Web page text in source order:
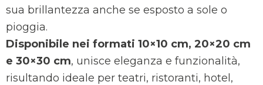
sua brillantezza anche se esposto a sole o
pioggia.
Disponibile nei formati 10×10 cm, 20×20 cm
e 30×30 cm, unisce eleganza e funzionalità,
risultando ideale per teatri, ristoranti, hotel,